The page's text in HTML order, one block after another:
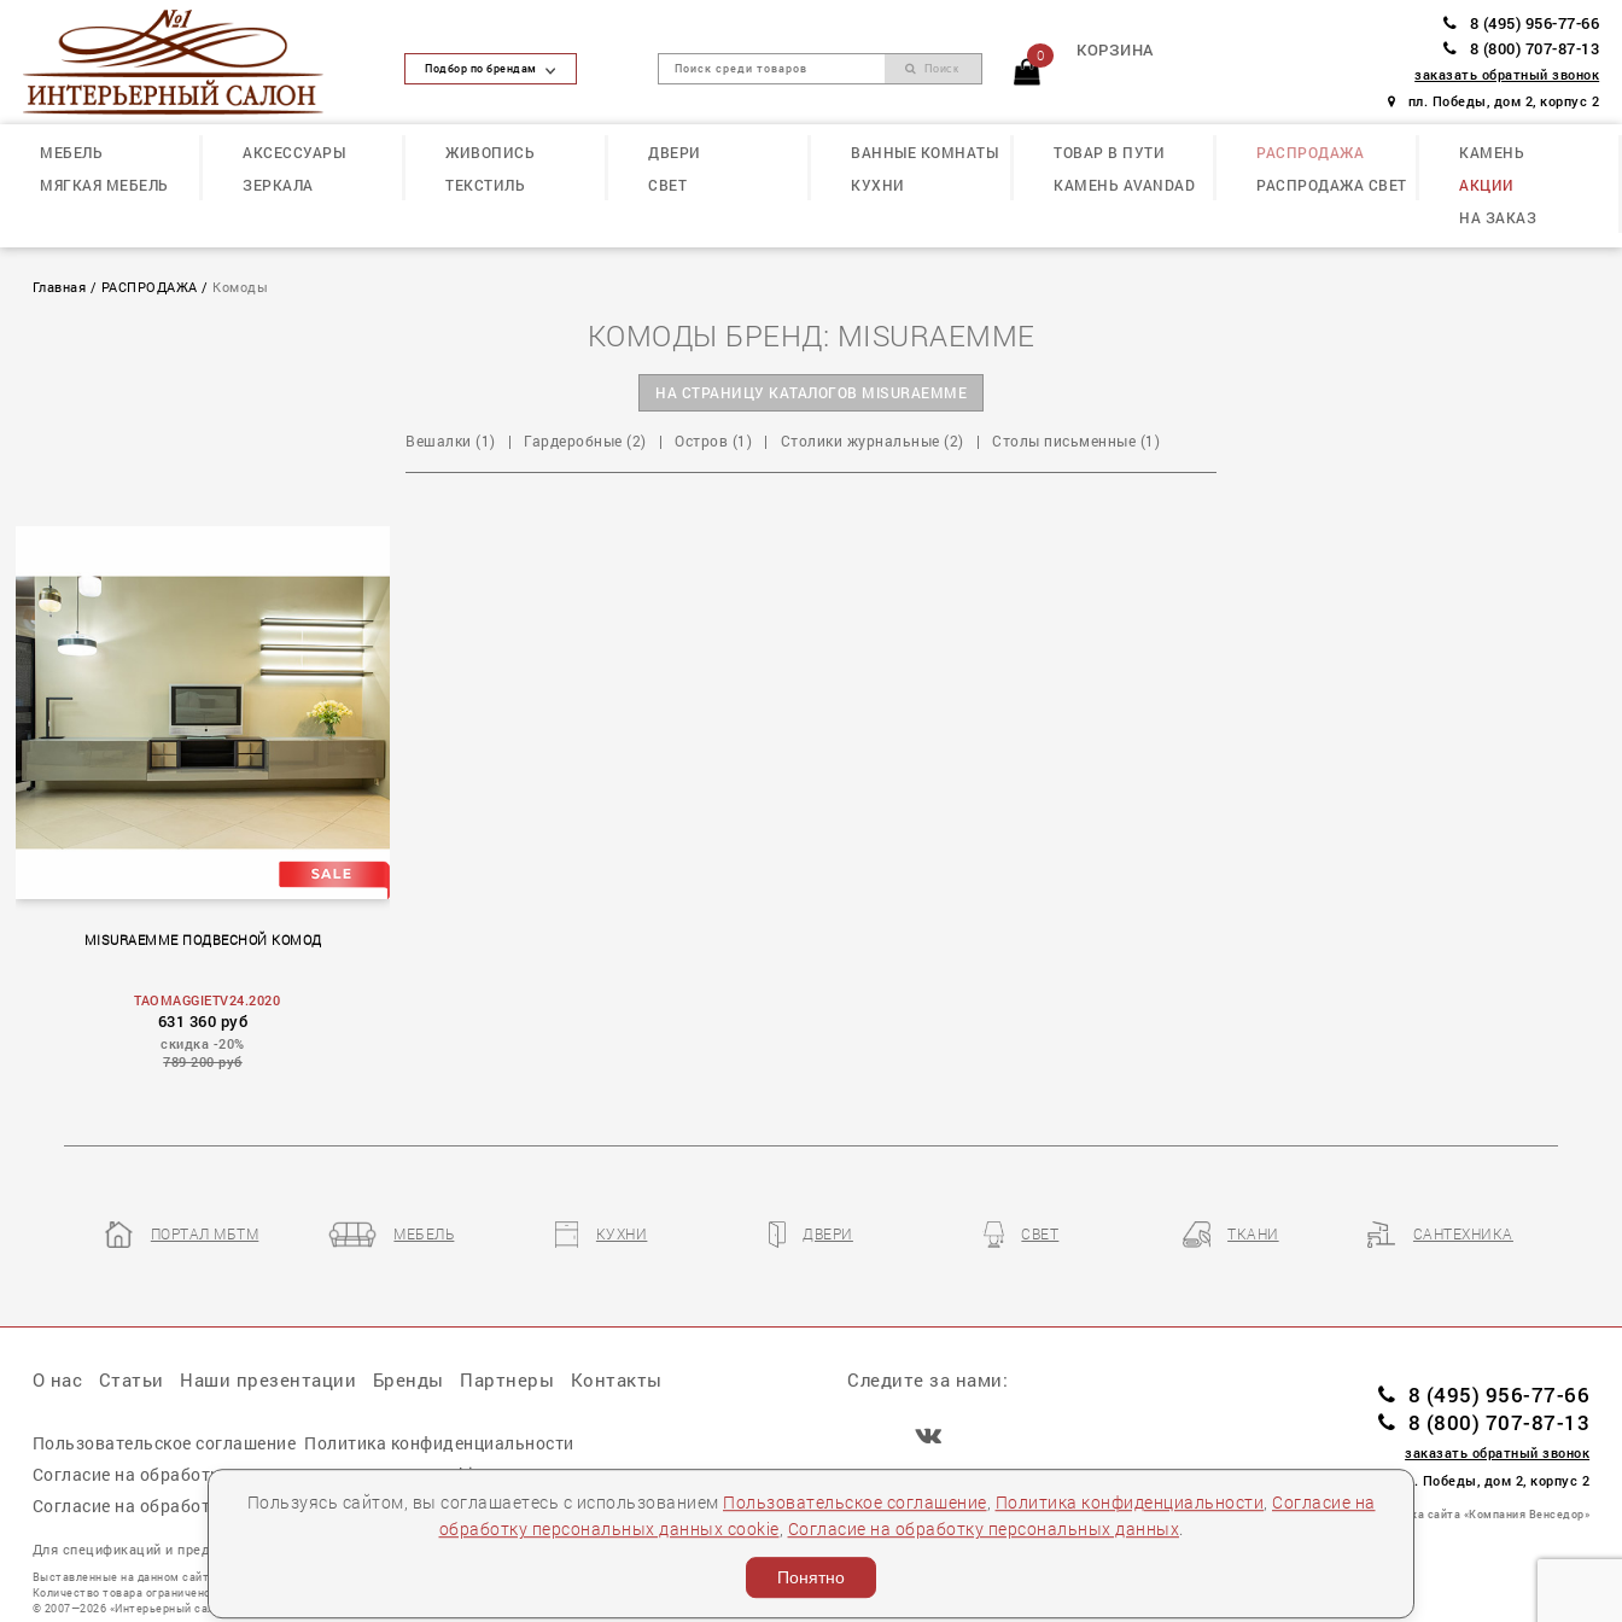
Подбор по брендам Поиск
0 КОРЗИНА
8 (495) 956-77-66
8 (800) 707-87-13
заказать обратный звонок
пл. Победы, дом 2, корпус 2
МЕБЕЛЬ
МЯГКАЯ МЕБЕЛЬ
АКСЕССУАРЫ
ЗЕРКАЛА
ЖИВОПИСЬ
ТЕКСТИЛЬ
ДВЕРИ
СВЕТ
ВАННЫЕ КОМНАТЫ
КУХНИ
ТОВАР В ПУТИ
КАМЕНЬ AVANDAD
РАСПРОДАЖА
РАСПРОДАЖА СВЕТ
КАМЕНЬ
АКЦИИ
НА ЗАКАЗ
Главная / РАСПРОДАЖА / Комоды
КОМОДЫ БРЕНД: MISURAEMME
НА СТРАНИЦУ КАТАЛОГОВ MISURAEMME
Вешалки (1) | Гардеробные (2) | Остров (1) | Столики журнальные (2) | Столы письменные (1)
MISURAEMME ПОДВЕСНОЙ КОМОД
TAOMAGGIETV24.2020
631 360 руб
скидка -20%
789 200 руб
Пользуясь сайтом, вы соглашаетесь с использованием Пользовательское соглашение, Политика конфиденциальности, Согласие на
обработку персональных данных cookie, Согласие на обработку персональных данных.
Понятно
ПОРТАЛ МБТМ МЕБЕЛЬ КУХНИ ДВЕРИ СВЕТ ТКАНИ САНТЕХНИКА
О нас Статьи Наши презентации Бренды Партнеры Контакты
Пользовательское соглашение Политика конфиденциальности
Согласие на обработку персональных данных cookie
Согласие на обработку персональных данных
Для спецификаций и предложений:
Выставленные на данном сайте предложения публичной офертой не являются.
Количество товара ограничено.
© 2007—2026 «Интерьерный салон №1» Все права защищены
Следите за нами:
8 (495) 956-77-66
8 (800) 707-87-13
заказать обратный звонок
пл. Победы, дом 2, корпус 2
Разработка сайта «Компания Венседор»